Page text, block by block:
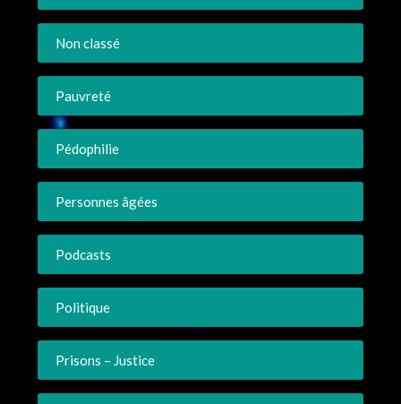
Non classé
Pauvreté
Pédophilie
Personnes âgées
Podcasts
Politique
Prisons – Justice